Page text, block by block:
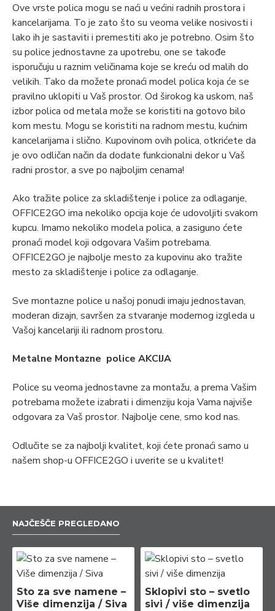
Ove vrste polica mogu se naći u većini radnih prostora i
kancelarijama. To je zato što su veoma velike nosivosti i
lako ih je sastaviti i premestiti ako je potrebno. Osim što
su police jednostavne za upotrebu, one se takođe
isporučuju u raznim veličinama koje se kreću od malih do
velikih. Tako da možete pronaći model polica koja će se
pravilno uklopiti u Vaš prostor. Od širokog ka uskom, naš
izbor polica od metala može se koristiti na gotovo bilo
kom mestu. Mogu se koristiti na radnom mestu, kućnim
kancelarijama i slično. Kupovinom ovih polica, otkrićete da
je ovo odličan način da dodate funkcionalni dekor u Vaš
radni prostor, a sve po najboljim cenama!
Ako tražite police za skladištenje i police za odlaganje,
OFFICE2GO ima nekoliko opcija koje će udovoljiti svakom
kupcu. Imamo nekoliko modela polica, a zasiguno ćete
pronaći model koji odgovara Vašim potrebama.
OFFICE2GO je najbolje mesto za kupovinu ako tražite
mesto za skladištenje i police za odlaganje.
Sve montazne police u našoj ponudi imaju jednostavan,
moderan dizajn, savršen za stvaranje modernog izgleda u
Vašoj kancelariji ili radnom prostoru.
Metalne Montazne police AKCIJA
Police su veoma jednostavne za montažu, a prema Vašim
potrebama možete izabrati i dimenziju koja Vama najviše
odgovara za Vaš prostor. Najbolje cene, smo kod nas.
Odlučite se za najbolji kvalitet, koji ćete pronaći samo u
našem shop-u OFFICE2GO i uverite se u kvalitet!
NAJČEŠČE PREGLEDANO
Sto za sve namene –
Više dimenzija / Siva
Sklopivi sto – svetlo
sivi / više dimenzija